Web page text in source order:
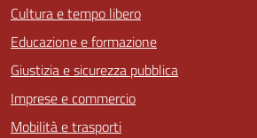
Cultura e tempo libero
Educazione e formazione
Giustizia e sicurezza pubblica
Imprese e commercio
Mobilità e trasporti